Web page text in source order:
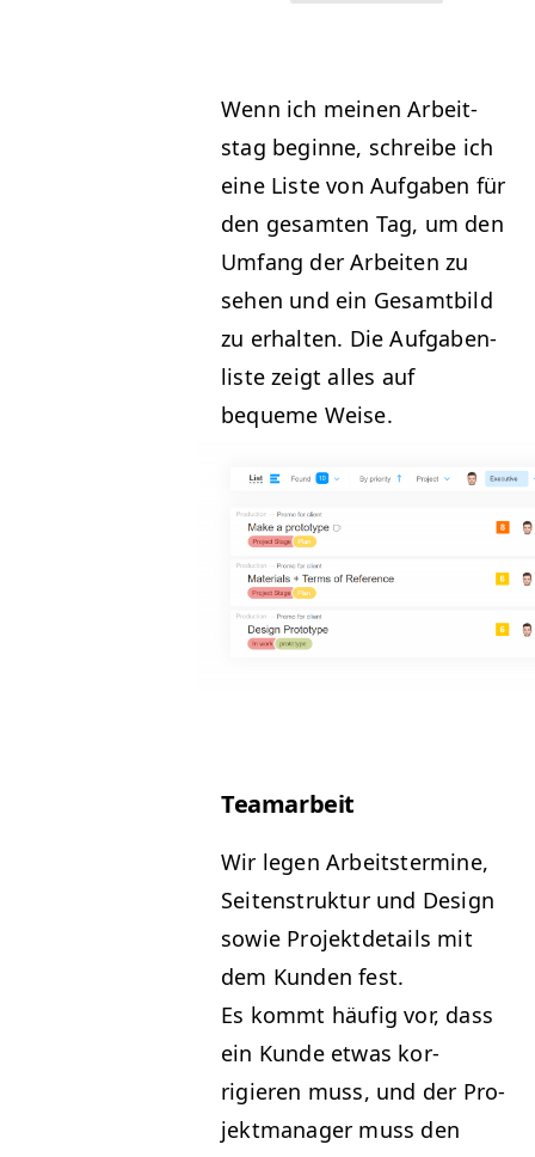
Wenn ich meinen Arbeit­
stag beginne, schreibe ich
eine Liste von Auf­gaben für
den gesamten Tag, um den
Umfang der Arbeit­en zu
sehen und ein Gesamt­bild
zu erhal­ten. Die Auf­gaben­
liste zeigt alles auf
bequeme Weise.
Tea­mar­beit
Wir leg­en Arbeit­ster­mine,
Seit­en­struk­tur und Design
sowie Pro­jek­t­de­tails mit
dem Kun­den fest.
Es kommt häu­fig vor, dass
ein Kunde etwas kor­
rigieren muss, und der Pro­
jek­t­man­ag­er muss den